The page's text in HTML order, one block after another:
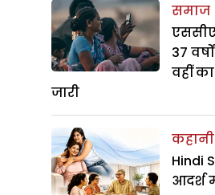
समाज
37
वहीं
जारी
कहानी
Hindi
आदर्श